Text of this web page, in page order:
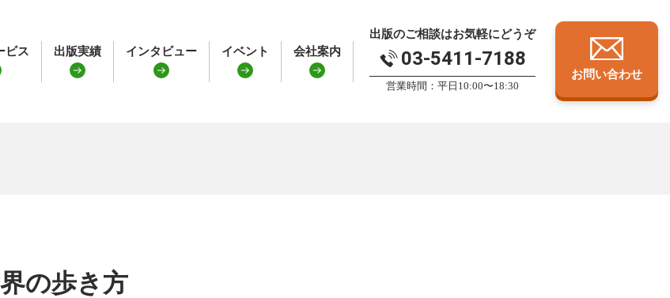
ビス 出版実績 インタビュー イベント 会社案内
出版のご相談はお気軽にどうぞ
03-5411-7188
営業時間：平日10:00〜18:30
お問い合わせ
の歩き方